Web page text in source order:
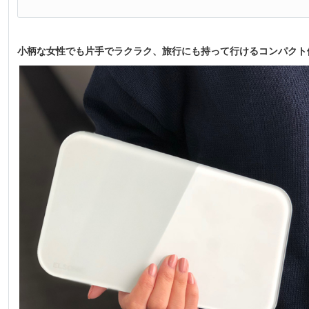
小柄な女性でも片手でラクラク、旅行にも持って行けるコンパク